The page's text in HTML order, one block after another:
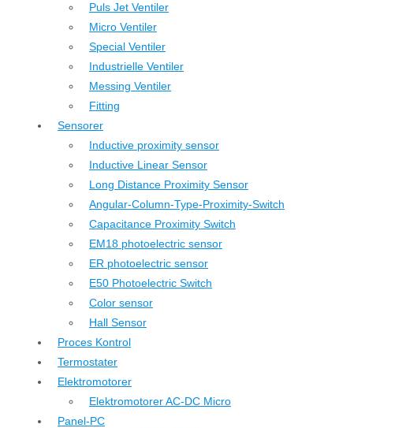
Puls Jet Ventiler
Micro Ventiler
Special Ventiler
Industrielle Ventiler
Messing Ventiler
Fitting
Sensorer
Inductive proximity sensor
Inductive Linear Sensor
Long Distance Proximity Sensor
Angular-Column-Type-Proximity-Switch
Capacitance Proximity Switch
EM18 photoelectric sensor
ER photoelectric sensor
E50 Photoelectric Switch
Color sensor
Hall Sensor
Proces Kontrol
Termostater
Elektromotorer
Elektromotorer AC-DC Micro
Panel-PC